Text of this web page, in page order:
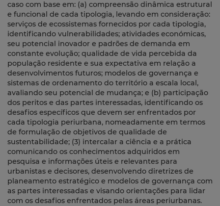
caso com base em: (a) compreensão dinâmica estrutural
e funcional de cada tipologia, levando em consideração:
serviços de ecossistemas fornecidos por cada tipologia,
identificando vulnerabilidades; atividades económicas,
seu potencial inovador e padrões de demanda em
constante evolução; qualidade de vida percebida da
população residente e sua expectativa em relação a
desenvolvimentos futuros; modelos de governança e
sistemas de ordenamento do território a escala local,
avaliando seu potencial de mudança; e (b) participação
dos peritos e das partes interessadas, identificando os
desafios específicos que devem ser enfrentados por
cada tipologia periurbana, nomeadamente em termos
de formulação de objetivos de qualidade de
sustentabilidade; (3) intercalar a ciência e a prática
comunicando os conhecimentos adquiridos em
pesquisa e informações úteis e relevantes para
urbanistas e decisores, desenvolvendo diretrizes de
planeamento estratégico e modelos de governança com
as partes interessadas e visando orientações para lidar
com os desafios enfrentados pelas áreas periurbanas.